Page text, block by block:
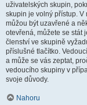
uživatelských skupin,
skupin je volný přístup. V
můžou být uzavřené a
otevřená, můžete se stát
členství ve skupině
příslušné tlačítko.
a může se vás zeptat,
vedoucího skupiny v
svoje důvody.
Nahoru